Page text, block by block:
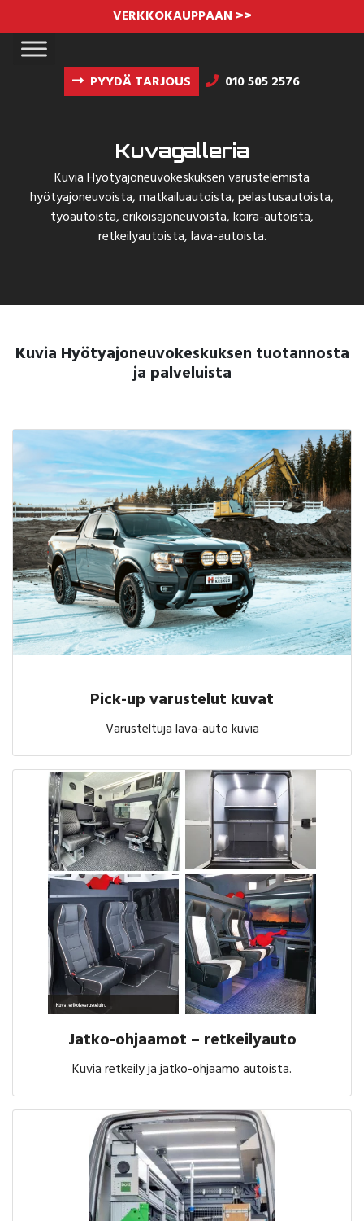
VERKKOKAUPPAAN >>
PYYDÄ TARJOUS 010 505 2576
Kuvagalleria
Kuvia Hyötyajoneuvokeskuksen varustelemista
hyötyajoneuvoista, matkailuautoista, pelastusautoista,
työautoista, erikoisajoneuvoista, koira-autoista,
retkeilyautoista, lava-autoista.
Kuvia Hyötyajoneuvokeskuksen tuotannosta
ja palveluista
Pick-up varustelut kuvat
Varusteltuja lava-auto kuvia
Jatko-ohjaamot – retkeilyauto
Kuvia retkeily ja jatko-ohjaamo autoista.